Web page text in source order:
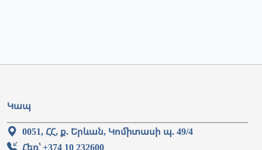
Կապ
0051, ՀՀ, ք. Երևան, Կոմիտասի պ. 49/4
Հեռ՝ +374 10 232600